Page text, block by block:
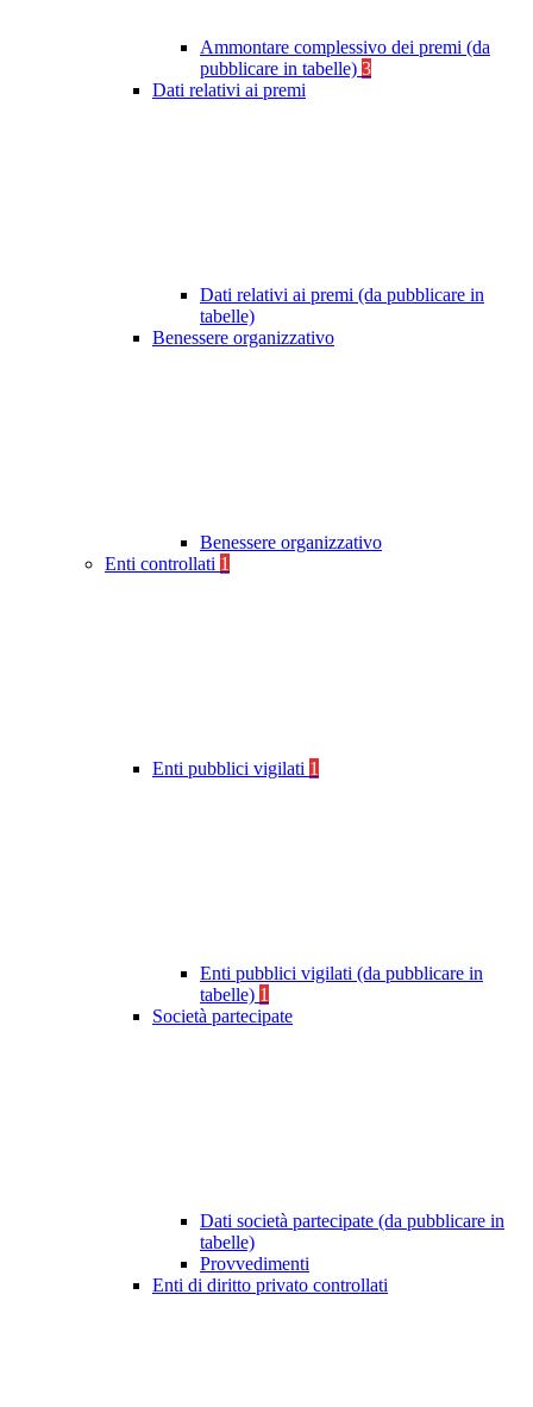
Ammontare complessivo dei premi (da
pubblicare in tabelle) 3
Dati relativi ai premi
Dati relativi ai premi (da pubblicare in
tabelle)
Benessere organizzativo
Benessere organizzativo
Enti controllati 1
Enti pubblici vigilati 1
Enti pubblici vigilati (da pubblicare in
tabelle) 1
Società partecipate
Dati società partecipate (da pubblicare in
tabelle)
Provvedimenti
Enti di diritto privato controllati